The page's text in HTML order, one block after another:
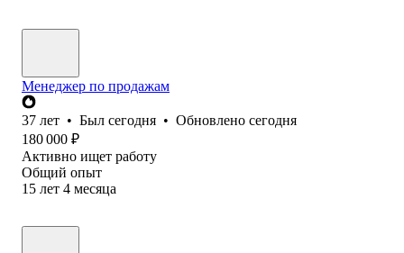
Менеджер по продажам
37 лет • Был сегодня • Обновлено сегодня
180 000 ₽
Активно ищет работу
Общий опыт
15 лет 4 месяца